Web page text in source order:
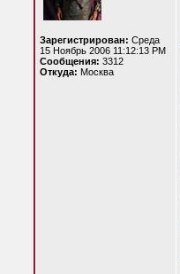
Зарегистрирован: Среда
15 Ноябрь 2006 11:12:13 PM
Сообщения: 3312
Откуда: Москва